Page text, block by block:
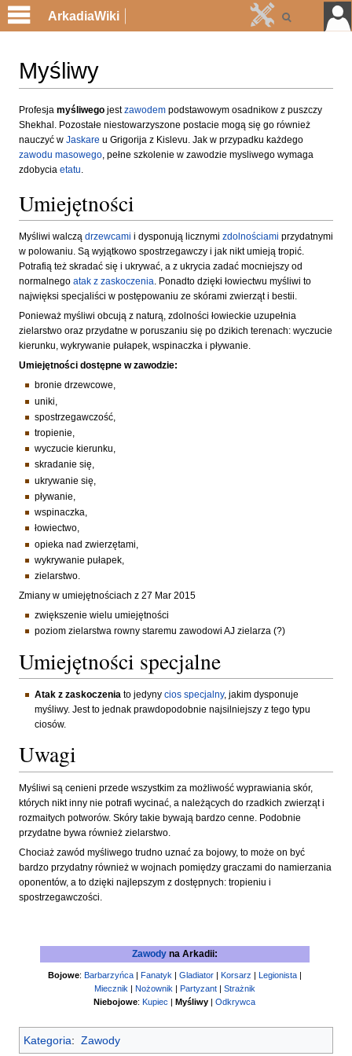
Myśliwy
Przejdź
do
nawigacji
Przejdź
do
wyszukiwania
Profesja myśliwego jestzawodem podstawowym osadnikow z puszczy
Shekhal. Pozostałe niestowarzyszone postacie mogą się go również
nauczyć w Jaskare u Grigorija z Kislevu. Jak w przypadku każdego
zawodu masowego , pełne szkolenie w zawodzie mysliwego wymaga
zdobycia etatu
Umiejętności
Myśliwi walczą drzewcami i dysponują licznymi zdolnościami przydatnymi
w polowaniu. Są wyjątkowo spostrzegawczy i jak nikt umieją tropić.
Potrafią też skradać się i ukrywać, a z ukrycia zadać mocniejszy od
normalnego atak z zaskoczenia. Ponadto dzięki łowiectwu myśliwi to
najwięksi specjaliści w postępowaniu ze skórami zwierząt i bestii.
Ponieważ myśliwi obcują z naturą, zdolności łowieckie uzupełnia
zielarstwo oraz przydatne w poruszaniu się po dzikich terenach: wyczucie
kierunku, wykrywanie pułapek, wspinaczka i pływanie.
Umiejętności dostępne w zawodzie:
bronie drzewcowe,
uniki,
spostrzegawczość,
tropienie,
wyczucie kierunku,
skradanie się,
ukrywanie się,
pływanie,
wspinaczka,
łowiectwo,
opieka nad zwierzętami,
wykrywanie pułapek,
zielarstwo.
Zmiany w umiejętnościach z 27 Mar 2015
zwiększenie wielu umiejętności
poziom zielarstwa rowny staremu zawodowi AJ zielarza (?)
Umiejętności specjalne
Atak z zaskoczeniato jedyny cios specjalny, jakim dysponuje
myśliwy. Jest to jednak prawdopodobnie najsilniejszy z tego typu
ciosów.
Uwagi
Myśliwi są cenieni przede wszystkim za możliwość wyprawiania skór,
których nikt inny nie potrafi wycinać, a należących do rzadkich zwierząt i
rozmaitych potworów. Skóry takie bywają bardzo cenne. Podobnie
przydatne bywa również zielarstwo.
Chociaż zawód myśliwego trudno uznać za bojowy, to może on być
bardzo przydatny również w wojnach pomiędzy graczami do namierzania
oponentów, a to dzięki najlepszym z dostępnych: tropieniu i
spostrzegawczości.
Zawodyna Arkadii:
Bojowe: Barbarzyńca| Fanatyk Gladiator| Korsarz Legionista|
Miecznik
Nożownik Partyzant| Strażnik
Niebojowe: Kupiec Myśliwy Odkrywca
Kategoria: Zawody
ArkadiaWiki